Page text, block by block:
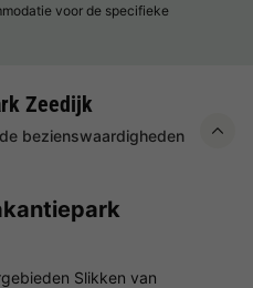
voor de specifieke
Zeedijk
bezienswaardigheden
Slikken van